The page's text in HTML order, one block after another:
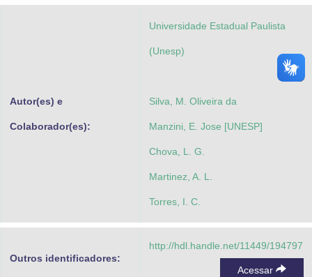
Autor(es) e
Colaborador(es):
Universidade Estadual Paulista
(Unesp)
Silva, M. Oliveira da
Manzini, E. Jose [UNESP]
Chova, L. G.
Martinez, A. L.
Torres, I. C.
Outros identificadores:
http://hdl.handle.net/11449/194797
Acessar